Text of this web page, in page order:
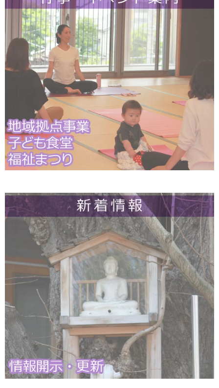
＜お問合せ＞
電話：
（八王子市立石川保育園内）